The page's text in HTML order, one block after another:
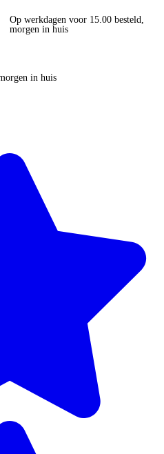
Op werkdagen voor 15.00 besteld,
morgen in huis
in huis